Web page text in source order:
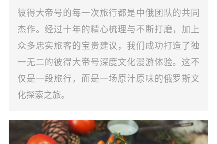
彼得大帝号的每一次旅行都是中俄团队的共同
杰作。经过十年的精心梳理与不断打磨，加上
众多忠实旅客的宝贵建议，我们成功打造了独
一无二的彼得大帝号深度文化漫游体验。这不
仅是一段旅行，而是一场原汁原味的俄罗斯文
化探索之旅。